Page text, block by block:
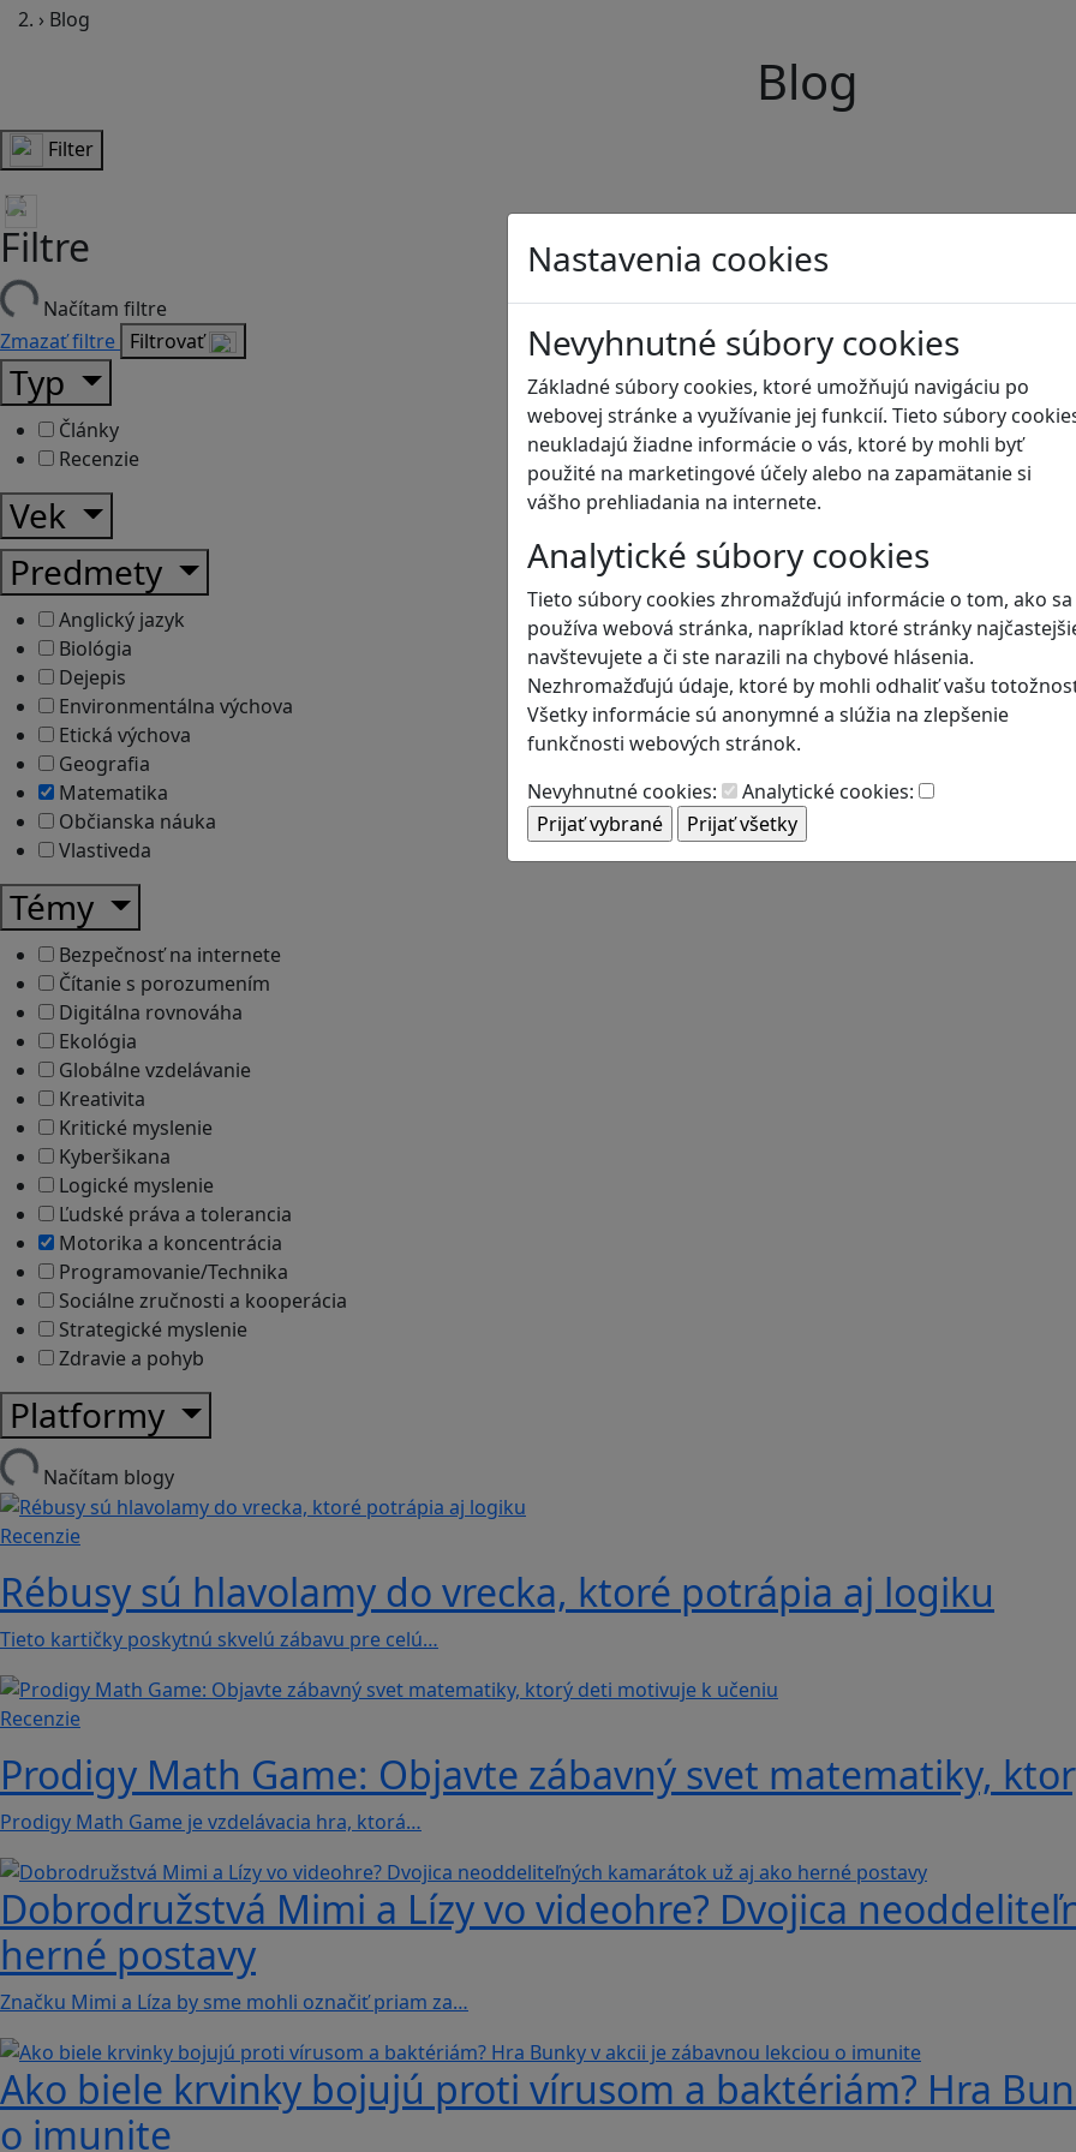
Nastavenia cookies
Nevyhnutné súbory cookies
Základné súbory cookies, ktoré umožňujú navigáciu po
webovej stránke a využívanie jej funkcií. Tieto súbory
neukladajú žiadne informácie o vás, ktoré by mohli byť
použité na marketingové účely alebo na zapamätanie si
vášho prehliadania na internete.
Analytické súbory cookies
Tieto súbory cookies zhromažďujú informácie o tom, ako sa
používa webová stránka, napríklad ktoré stránky
navštevujete a či ste narazili na chybové hlásenia.
Nezhromažďujú údaje, ktoré by mohli odhaliť vašu
Všetky informácie sú anonymné a slúžia na zlepšenie
funkčnosti webových stránok.
Nevyhnutné cookies:
Analytické cookies:
› Blog
Blog
Filter
Filtre
Načítam filtre
Zmazať filtre Filtrovať
Typ
Články
Recenzie
Vek
Predmety
Anglický jazyk
Biológia
Dejepis
Environmentálna výchova
Etická výchova
Geografia
Matematika
Občianska náuka
Vlastiveda
Témy
Bezpečnosť na internete
Čítanie s porozumením
Digitálna rovnováha
Ekológia
Globálne vzdelávanie
Kreativita
Kritické myslenie
Kyberšikana
Logické myslenie
Ľudské práva a tolerancia
Motorika a koncentrácia
Programovanie/Technika
Sociálne zručnosti a kooperácia
Strategické myslenie
Zdravie a pohyb
Platformy
Načítam blogy
Recenzie
Rébusy sú hlavolamy do vrecka, ktoré potrápia aj logiku
Tieto kartičky poskytnú skvelú zábavu pre celú…
Recenzie
Prodigy Math Game: Objavte zábavný svet matematiky,
Prodigy Math Game je vzdelávacia hra, ktorá…
Dobrodružstvá Mimi a Lízy vo videohre? Dvojica
herné postavy
Značku Mimi a Líza by sme mohli označiť priam za…
Ako biele krvinky bojujú proti vírusom a baktériám? Hra
o imunite